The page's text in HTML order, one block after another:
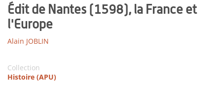
Édit de Nantes (1598), la France et
l'Europe
Alain JOBLIN
Collection
Histoire (APU)